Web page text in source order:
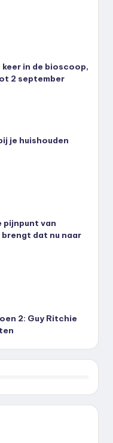
in de bioscoop,
2 september
je huishouden
van
dat nu naar
2: Guy Ritchie